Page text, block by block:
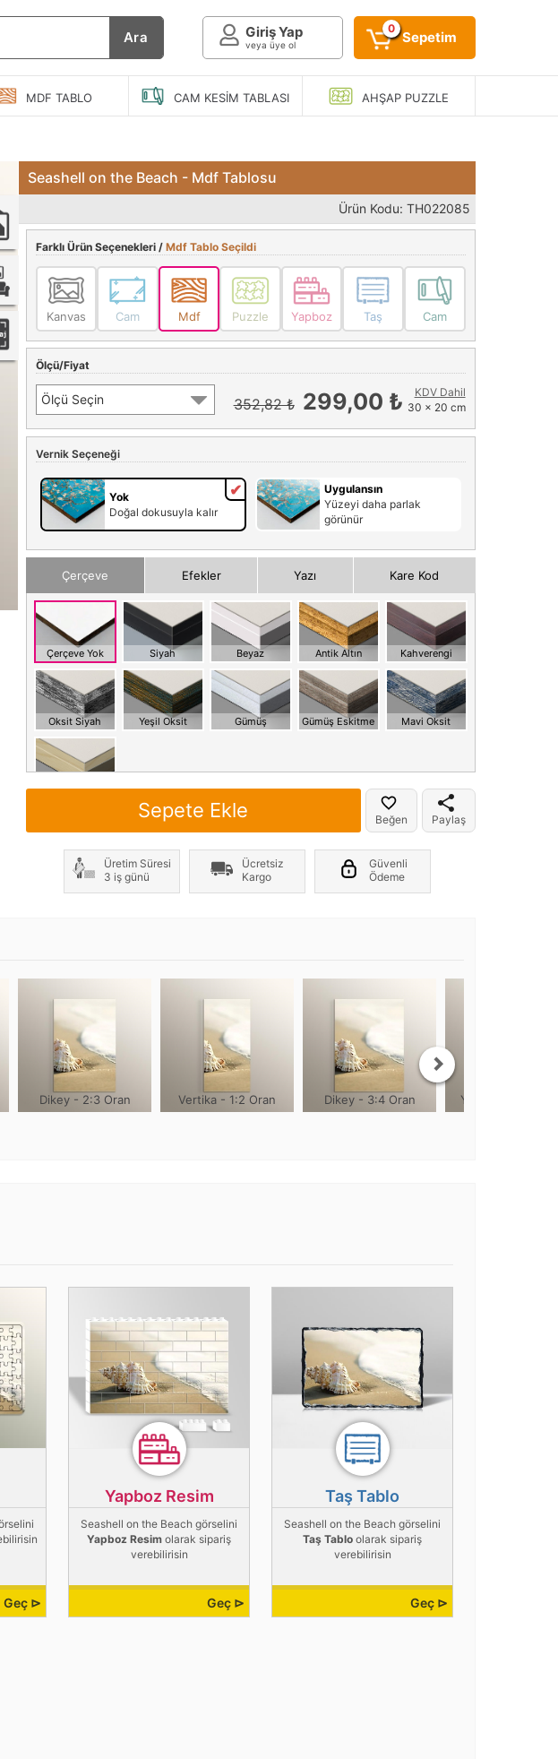
Ara Giriş Yap
veya üye ol
0
Sepetim
MDF TABLO CAM KESIM TABLASI AHŞAPPUZZLE
Seashell on the Beach - Mdf Tablosu
Ürün Kodu: TH022085
Farklı Ürün Seçenekleri / Mdf Tablo Seçildi
Kanvas Cam Mdf Puzzle Yapboz Taş Cam
Ölçü/Fiyat
Ölçü Seçin 352,82 ₺ 299,00 ₺
KDV Dahil
30 x 20 cm
Vernik Seçeneği
Yok
Doğal dokusuyla kalır
Uygulansın
Yüzeyi daha parlak
görünür
Çerçeve Efekler Yazı Kare Kod
Çerçeve Yok Siyah Beyaz Antik Altın Kahverengi
Oksit Siyah Yeşil Oksit Gümüş Gümüş Eskitme Mavi Oksit
Meşe
Not: Çerçeve genişliği her yönde +2cm, yüksekliği 1cm olmaktadır
Sepete Ekle Beğen Paylaş
Üretim Süresi
3 iş günü
Ücretsiz
Kargo
Güvenli
Ödeme
Dikey - 2:3 Oran Vertika - 1:2 Oran Dikey - 3:4 Oran Yuvarlak - 1:1
Geç ⊳
Yapboz Resim
Seashell on the Beach görselini
Yapboz Resim olarak sipariş
verebilirisin
Geç ⊳
Taş Tablo
Seashell on the Beach görselini
Taş Tablo olarak sipariş
verebilirisin
Geç ⊳